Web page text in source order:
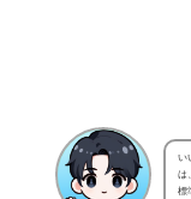
い
は
標